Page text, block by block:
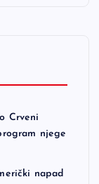
Crveni
njege
napad